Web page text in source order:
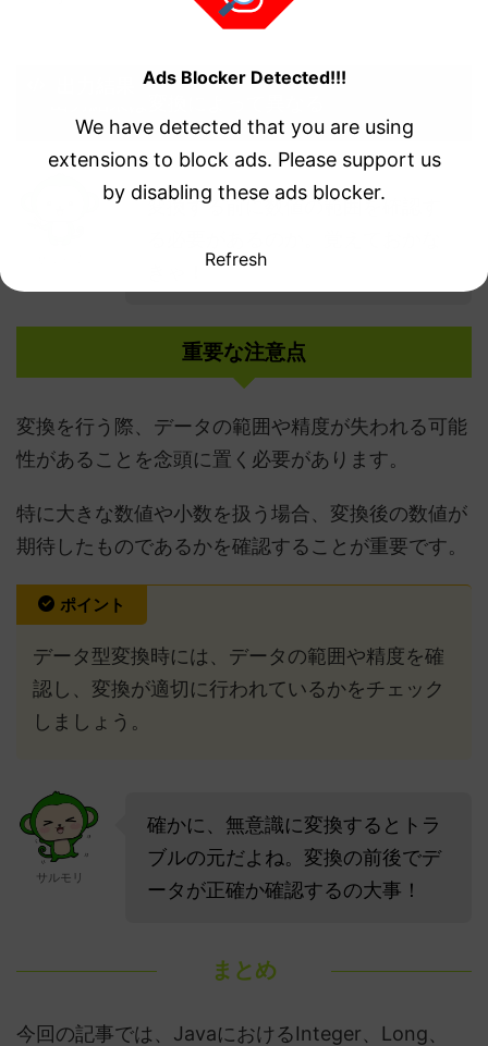
変換する前に数値の範囲を確認す
重要な注意点
変換を行う際、データの範囲や精度が失われる可能
性があることを念頭に置く必要があります。
特に大きな数値や小数を扱う場合、変換後の数値が
期待したものであるかを確認することが重要です。
ポイント
データ型変換時には、データの範囲や精度を確
認し、変換が適切に行われているかをチェック
しましょう。
サルモリ
確かに、無意識に変換するとトラ
ブルの元だよね。変換の前後でデ
ータが正確か確認するの大事！
まとめ
今回の記事では、JavaにおけるInteger、Long、
Ads Blocker Detected!!!
We have detected that you are using
extensions to block ads. Please support us
by disabling these ads blocker.
Refresh